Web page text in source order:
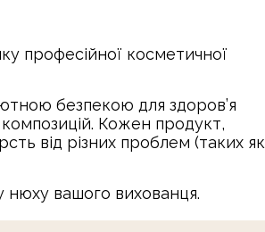
професійної косметичної
безпекою для здоров’я
Кожен продукт,
від різних проблем (таких як
вашого вихованця.